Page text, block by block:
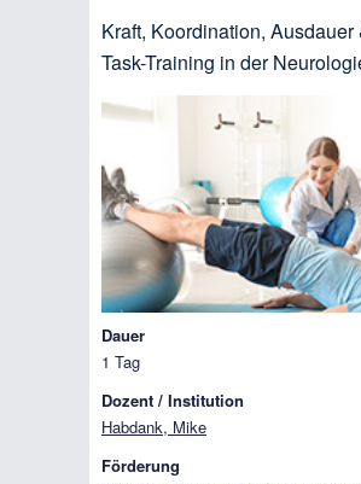
Kraft, Koordination, Ausdauer
Task-Training in der
Dauer
1 Tag
Dozent / Institution
Habdank, Mike
Förderung